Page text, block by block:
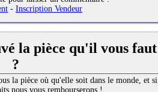
- Inscription Vendeur
la pièce qu'il vous faut
?
la pièce où qu'elle soit dans le monde, et si
nous vous rembourserons !